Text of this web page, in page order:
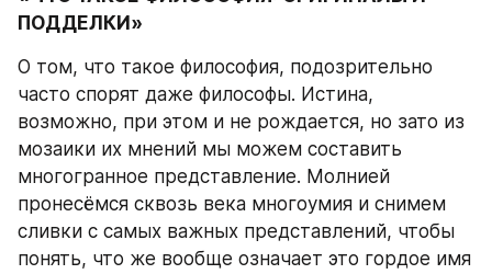
ПОДДЕЛКИ»
О том, что такое философия, подозрительно
часто спорят даже философы. Истина,
возможно, при этом и не рождается, но зато из
мозаики их мнений мы можем составить
многогранное представление. Молнией
пронесёмся сквозь века многоумия и снимем
сливки с самых важных представлений, чтобы
понять, что же вообще означает это гордое имя